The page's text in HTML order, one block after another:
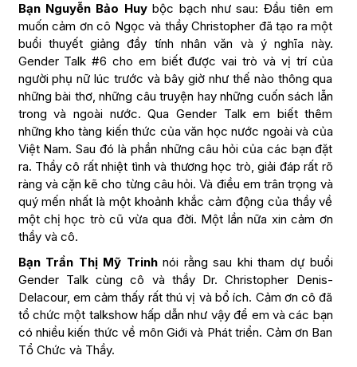
Bạn Nguyễn Bảo Huybộc bạch như sau: Đầu tiên em
muốn cảm ơn cô Ngọc và thầy Christopher đã tạo ra một
buổi thuyết giảng đầy tính nhân văn và ý nghĩa này.
Gender Talk #6 cho em biết được vai trò và vị trí của
người phụ nữ lúc trước và bây giờ như thế nào thông qua
những bài thơ, những câu truyện hay những cuốn sách lẫn
trong và ngoài nước. Qua Gender Talk em biết thêm
những kho tàng kiến thức của văn học nước ngoài và của
Việt Nam. Sau đó là phần những câu hỏi của các bạn đặt
ra. Thầy cô rất nhiệt tình và thương học trò, giải đáp rất rõ
ràng và cặn kẽ cho từng câu hỏi. Và điều em trân trọng và
quý mến nhất là một khoảnh khắc cảm động của thầy về
một chị học trò cũ vừa qua đời. Một lần nữa xin cảm ơn
thầy và cô.
Bạn Trần Thị Mỹ Trinhnói rằng sau khi tham dự buổi
Gender Talk cùng cô và thầy Dr. Christopher Denis-
Delacour, em cảm thấy rất thú vị và bổ ích. Cảm ơn cô đã
tổ chức một talkshow hấp dẫn như vậy để em và các bạn
có nhiều kiến thức về môn Giới và Phát triển. Cảm ơn Ban
Tổ Chức và Thầy.